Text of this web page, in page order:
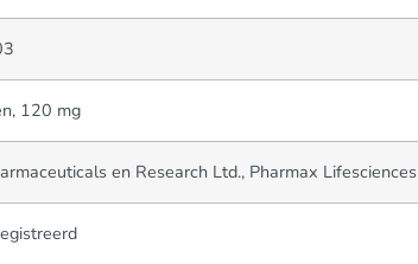
120 mg
en Research Ltd., Pharmax Lifesciences